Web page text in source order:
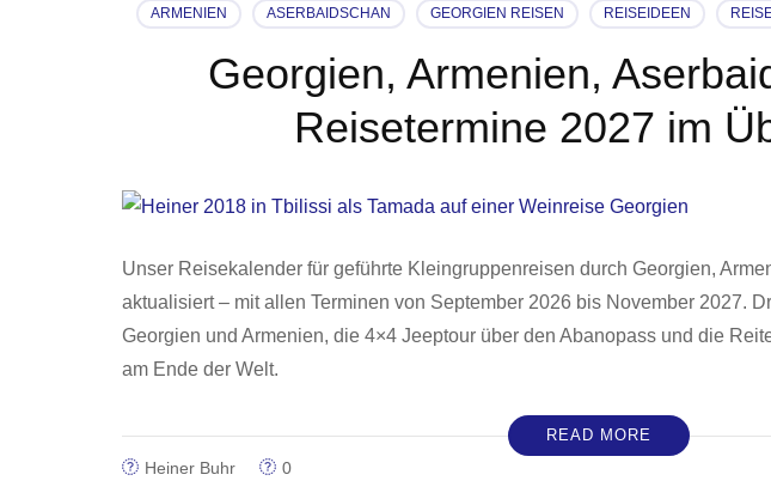
ARMENIEN ASERBAIDSCHAN GEORGIEN REISEN REISEIDEEN
Georgien, Armenien,
Reisetermine 2027 im
Unser Reisekalender für geführte Kleingruppenreisen durch Georgien,
aktualisiert – mit allen Terminen von September 2026 bis November 2027.
Georgien und Armenien, die 4×4 Jeeptour über den Abanopass und die
am Ende der Welt.
READ MORE
Heiner Buhr 0